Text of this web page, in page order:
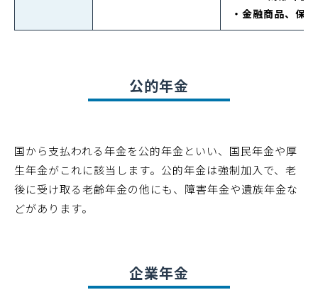
・金融商品、保
公的年金
国から支払われる年金を公的年金といい、国民年金や厚
生年金がこれに該当します。公的年金は強制加入で、老
後に受け取る老齢年金の他にも、障害年金や遺族年金な
どがあります。
企業年金